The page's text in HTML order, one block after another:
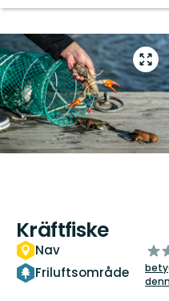
Gå
till
Kräftfiske
Nav
Friluftsområde
av
5